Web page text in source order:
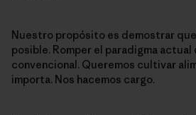
Nuestro propósito es demostrar
posible. Romper el paradigma
convencional. Queremos cultivar
importa. Nos hacemos cargo.